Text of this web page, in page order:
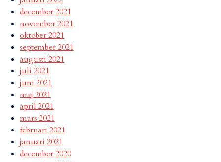
december 2021
november 2021
oktober 2021
september 2021
augusti 2021
juli 2021
juni 2021
maj 2021
april 2021
mars 2021
februari 2021
januari 2021
december 2020